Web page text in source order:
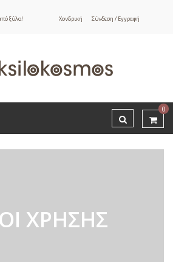
ξύλο! Χονδρική Σύνδεση / Εγγραφή
0
ΧΡΗΣΗΣ